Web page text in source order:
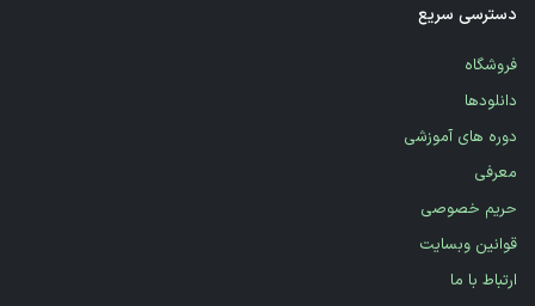
دسترسی سریع
فروشگاه
دانلودها
دوره های آموزشی
معرفی
حریم خصوصی
قوانین وبسایت
ارتباط با ما